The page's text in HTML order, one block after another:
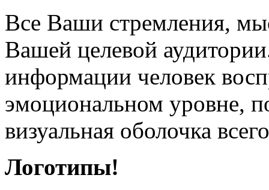
Все Ваши стремления,
Вашей целевой
информации человек
эмоциональном уровне,
визуальная оболочка
Логотипы!